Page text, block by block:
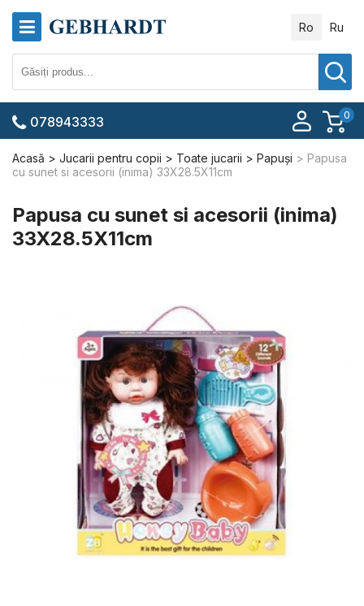
Ro Ru
0
078943333
Acasă Jucarii pentru copii Toate jucarii Papuși
Papusa
cu sunet si acesorii (inima) 33X28.5X11cm
Papusa cu sunet si acesorii (inima)
33X28.5X11cm